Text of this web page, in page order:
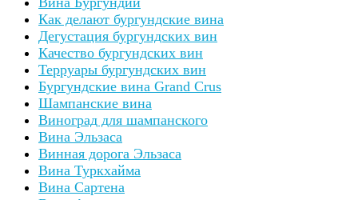
Как делают бургундские вина
Дегустация бургундских вин
Качество бургундских вин
Терруары бургундских вин
Бургундские вина Grand Crus
Шампанские вина
Виноград для шампанского
Вина Эльзаса
Винная дорога Эльзаса
Вина Туркхайма
Вина Сартена